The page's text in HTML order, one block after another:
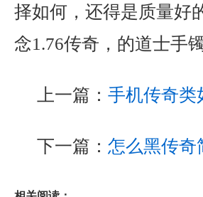
择如何，还得是质量好
念1.76传奇，的道士手
上一篇： 手机传奇类
下一篇： 怎么黑传奇